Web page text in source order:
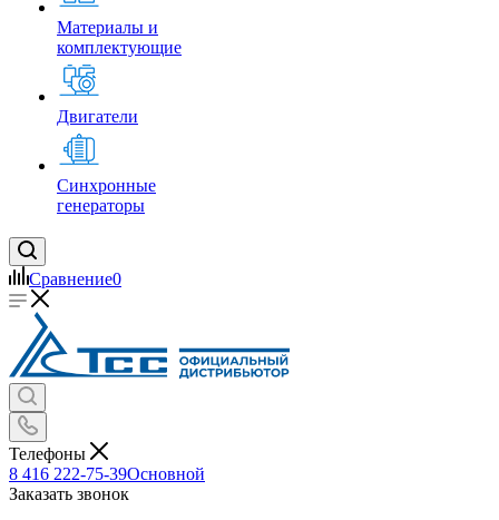
Материалы и
комплектующие
Двигатели
Синхронные
генераторы
Сравнение0
Телефоны
8 416 222-75-39Основной
Заказать звонок